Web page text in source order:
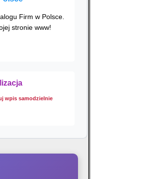
Firm w Polsce.
stronie www!
wpis samodzielnie